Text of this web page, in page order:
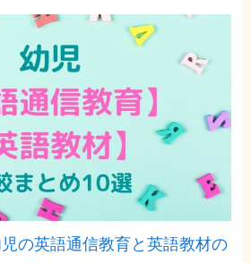
児の英語通信教育と英語教材の